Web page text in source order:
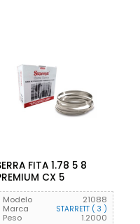
FITA 1.78 5 8
CX 5
Modelo
21088
Marca
STARRETT ( 3 )
Peso 1.2000